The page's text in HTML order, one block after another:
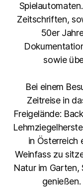
Zeitschriften,
50er
sowie
Bei einem
Zeitreise in
Freigelände:
in Österreich
Weinfass zu
Natur im Garten,